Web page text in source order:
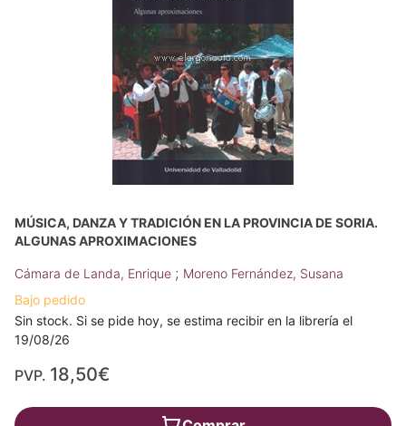
MÚSICA, DANZA Y TRADICIÓN EN LA PROVINCIA DE SORIA.
ALGUNAS APROXIMACIONES
Cámara de Landa, Enrique ; Moreno Fernández, Susana
Bajo pedido
Sin stock. Si se pide hoy, se estima recibir en la librería el
19/08/26
PVP. 18,50€